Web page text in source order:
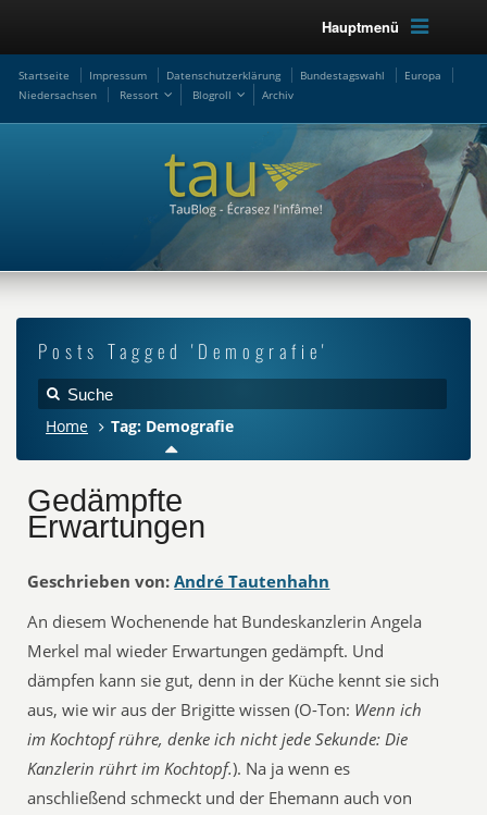
Hauptmenü
Startseite Impressum Datenschutzerklärung Bundestagswahl
Europa
Niedersachsen
Ressort Blogroll Archiv
Posts Tagged 'Demografie'
Home Tag: Demografie
Gedämpfte
Erwartungen
Geschrieben von: André Tautenhahn
An diesem Wochenende hat Bundeskanzlerin Angela
Merkel mal wieder Erwartungen gedämpft. Und
dämpfen kann sie gut, denn in der Küche kennt sie sich
aus, wie wir aus der Brigitte wissen (O-Ton:  Wenn ich
im Kochtopf rühre, denke ich nicht jede Sekunde: Die
Kanzlerin rührt im Kochtopf.). Na ja wenn es
anschließend schmeckt und der Ehemann auch von